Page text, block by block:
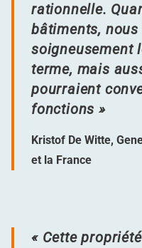
rationnelle.
bâtiments,
soigneusement
terme, mais
pourraient
fonctions »
Kristof De Witte,
et la France
« Cette